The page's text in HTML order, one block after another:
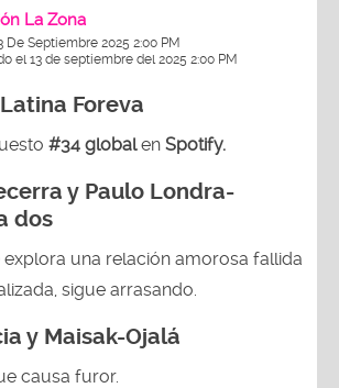
La Zona
De Septiembre 2025 2:00 PM
el 13 de septiembre del 2025 2:00 PM
Foreva
#34 globalen Spotify.
y Paulo Londra-
dos
explora una relación amorosa fallida
sigue arrasando.
y Maisak-Ojalá
causa furor.